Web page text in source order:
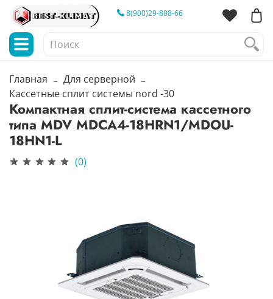
8(900)29-888-66
Главная
Для серверной
Кассетные сплит системы nord -30
Компактная сплит-система кассетного
типа MDV MDCA4-18HRN1/MDOU-
18HN1-L
(0)